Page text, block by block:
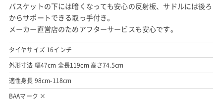
バスケットの下には暗くなっても安心の反射板、サドルには後ろ
からサポートできる取っ手付き。
メーカー直営店のためアフターサービスも安心です。
タイヤサイズ 16インチ
外形寸法 幅47cm 全長119cm 高さ74.5cm
適性身長 98cm-118cm
BAAマーク ×